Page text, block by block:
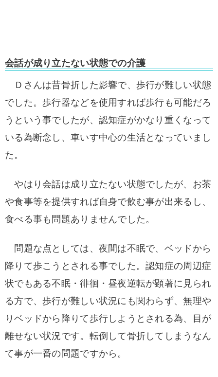
会話が成り立たない状態での介護
Ｄさんは昔骨折した影響で、歩行が難しい状態
でした。歩行器などを使用すれば歩行も可能だろ
うという事でしたが、認知症がかなり重くなって
いる為断念し、車いす中心の生活となっていまし
た。
やはり会話は成り立たない状態でしたが、お茶
や食事等を提供すれば自身で飲む事が出来るし、
食べる事も問題ありませんでした。
問題な点としては、夜間は不眠で、ベッドから
降りて歩こうとされる事でした。認知症の周辺症
状でもある不眠・徘徊・昼夜逆転が顕著に見られ
る方で、歩行が難しい状況にも関わらず、無理や
りベッドから降りて歩行しようとされる為、目が
離せない状況です。転倒して骨折してしまうなん
て事が一番の問題ですから。